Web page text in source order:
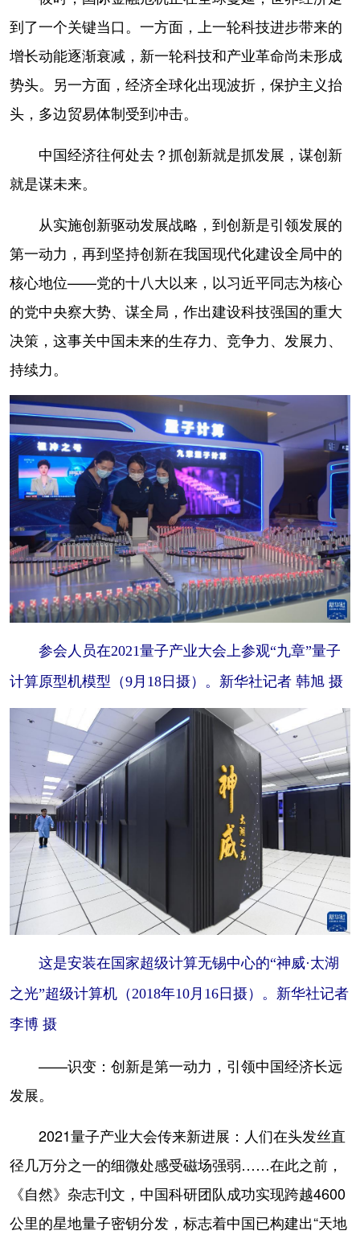
到了一个关键当口。一方面，上一轮科技进步带来的
增长动能逐渐衰减，新一轮科技和产业革命尚未形成
势头。另一方面，经济全球化出现波折，保护主义抬
头，多边贸易体制受到冲击。
中国经济往何处去？抓创新就是抓发展，谋创新
就是谋未来。
从实施创新驱动发展战略，到创新是引领发展的
第一动力，再到坚持创新在我国现代化建设全局中的
核心地位——党的十八大以来，以习近平同志为核心
的党中央察大势、谋全局，作出建设科技强国的重大
决策，这事关中国未来的生存力、竞争力、发展力、
持续力。
参会人员在2021量子产业大会上参观“九章”量子
计算原型机模型（9月18日摄）。新华社记者 韩旭 摄
这是安装在国家超级计算无锡中心的“神威·太湖
之光”超级计算机（2018年10月16日摄）。新华社记者
李博 摄
——识变：创新是第一动力，引领中国经济长远
发展。
2021量子产业大会传来新进展：人们在头发丝直
径几万分之一的细微处感受磁场强弱……在此之前，
《自然》杂志刊文，中国科研团队成功实现跨越4600
公里的星地量子密钥分发，标志着中国已构建出“天地